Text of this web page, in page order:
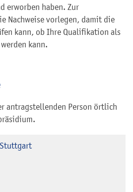
erworben haben. Zur
Nachweise vorlegen, damit die
kann, ob Ihre Qualifikation als
kann.
antragstellenden Person örtlich